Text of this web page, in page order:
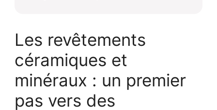
Les revêtements
céramiques et
minéraux : un premier
pas vers des